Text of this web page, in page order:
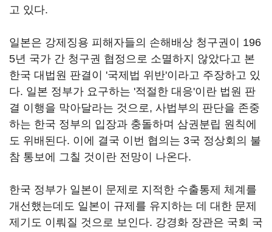
고 있다.
일본은 강제징용 피해자들의 손해배상 청구권이 196
5년 국가 간 청구권 협정으로 소멸하지 않았다고 본
한국 대법원 판결이 '국제법 위반'이라고 주장하고 있
다. 일본 정부가 요구하는 '적절한 대응'이란 법원 판
결 이행을 막아달라는 것으로, 사법부의 판단을 존중
하는 한국 정부의 입장과 충돌하며 삼권분립 원칙에
도 위배된다. 이에 결국 이번 협의는 3국 정상회의 불
참 통보에 그칠 것이란 전망이 나온다.
한국 정부가 일본이 문제로 지적한 수출통제 체계를
개선했는데도 일본이 규제를 유지하는 데 대한 문제
제기도 이뤄질 것으로 보인다. 강경화 장관은 국회 국